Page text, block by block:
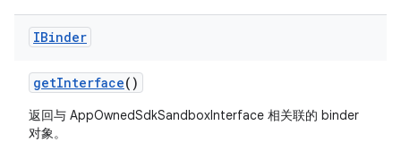
IBinder
getInterface()
返回与 AppOwnedSdkSandboxInterface 相关联的 binder
对象。